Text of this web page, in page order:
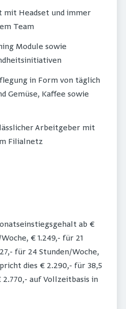
mit Headset und immer
Team
Module sowie
in Form von täglich
Gemüse, Kaffee sowie
Arbeitgeber mit
Filialnetz
ab €
€ 1.249,- für 21
für 24 Stunden/Woche,
dies € 2.290,- für 38,5
auf Vollzeitbasis in